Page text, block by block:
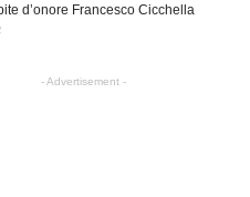
d’onore Francesco Cicchella
- Advertisement -